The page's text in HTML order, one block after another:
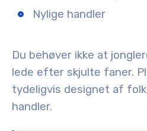
Nylige handler
Du behøver ikke at
lede efter skjulte faner.
tydeligvis designet af
handler.